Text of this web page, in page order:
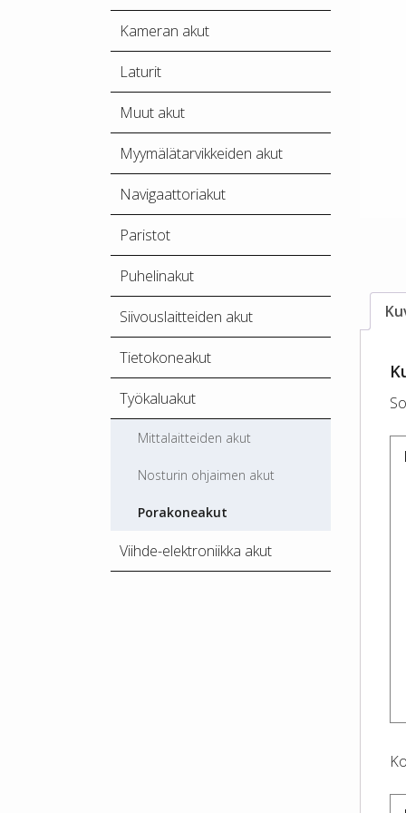
Kameran akut
Laturit
Muut akut
Myymälätarvikkeiden akut
Navigaattoriakut
Paristot
Puhelinakut
Siivouslaitteiden akut
Tietokoneakut
Työkaluakut
Mittalaitteiden akut
Nosturin ohjaimen akut
Porakoneakut
Viihde-elektroniikka akut